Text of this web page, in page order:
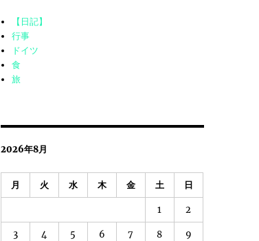
【日記】
行事
ドイツ
食
旅
2026年8月
月 火 水 木 金 土 日
1 2
3 4 5 6 7 8 9